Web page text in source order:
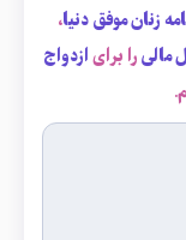
زنان موفق دنیا،
مالیرا برایازدواج